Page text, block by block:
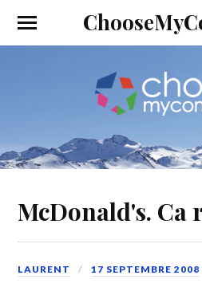
McDonald's. Ca
LAURENT 17 SEPTEMBRE 2008